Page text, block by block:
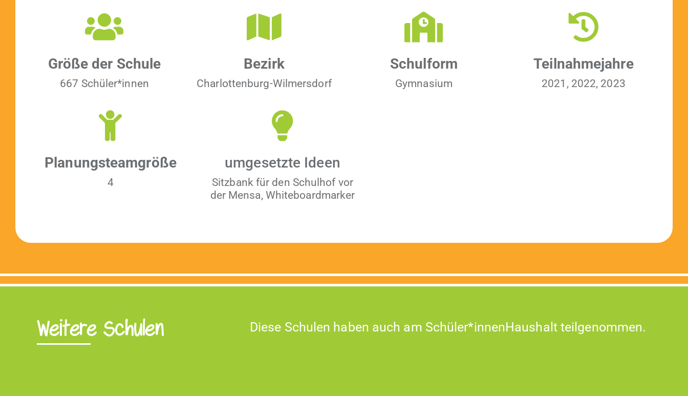
Größe der Schule
667 Schüler*innen
Bezirk
Char­lot­ten­burg-Wilmers­dorf
Schul­form
Gym­na­si­um
Teil­nah­me­jahre
2021, 2022, 2023
Pla­nung­steam­größe
4
umge­set­zte Ideen
Sitzbank für den Schul­hof vor
der Men­sa, Whiteboardmarker
Weitere Schulen Diese Schulen haben auch am Schüler*innenHaushalt teilgenommen.